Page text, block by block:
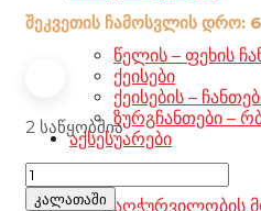
წელის – ფეხის
ქეისები
ქეისების –
ზურგჩანთები –
აქსესუარები
აღჭურვილობის
შეკვეთის ჩამოსვლის დრო:
2 საწყობშია
Givi
Pannier
კალათაში